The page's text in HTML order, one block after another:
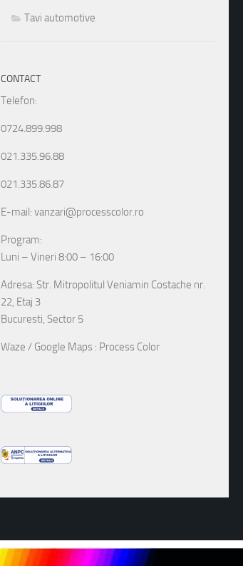
Tavi automotive
CONTACT
Telefon:
0724.899.998
021.335.96.88
021.335.86.87
E-mail: vanzari@processcolor.ro
Program:
Luni – Vineri 8:00 – 16:00
Adresa: Str. Mitropolitul Veniamin Costache nr.
22, Etaj 3
Bucuresti, Sector 5
Waze / Google Maps : Process Color